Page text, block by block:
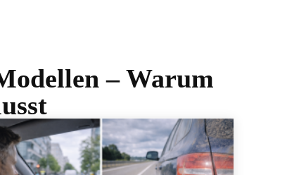
– Warum